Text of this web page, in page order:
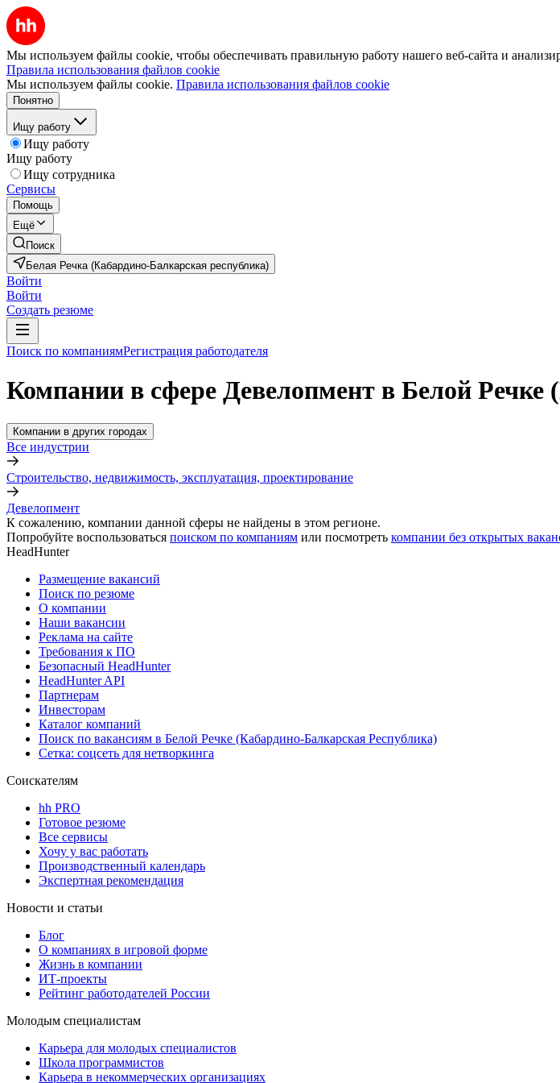
Мы используем файлы cookie, чтобы обеспечивать правильную работу нашего веб-сайта и
Правила использования файлов cookie
Мы используем файлы cookie. Правила использования файлов cookie
Понятно
Ищу работу
Ищу работу
Ищу работу
Ищу сотрудника
Сервисы
Помощь
Ещё
Поиск
Белая Речка (Кабардино-Балкарская республика)
Войти
Войти
Создать резюме
Поиск по компаниямРегистрация работодателя
Компании в сфере Девелопмент в Белой Речке
Компании в других городах
Все индустрии
Строительство, недвижимость, эксплуатация, проектирование
Девелопмент
К сожалению, компании данной сферы не найдены в этом регионе.
Попробуйте воспользоваться поиском по компаниям или посмотреть компании без открытых
HeadHunter
Размещение вакансий
Поиск по резюме
О компании
Наши вакансии
Реклама на сайте
Требования к ПО
Безопасный HeadHunter
HeadHunter API
Партнерам
Инвесторам
Каталог компаний
Поиск по вакансиям в Белой Речке (Кабардино-Балкарская Республика)
Сетка: соцсеть для нетворкинга
Соискателям
hh PRO
Готовое резюме
Все сервисы
Хочу у вас работать
Производственный календарь
Экспертная рекомендация
Новости и статьи
Блог
О компаниях в игровой форме
Жизнь в компании
ИТ-проекты
Рейтинг работодателей России
Молодым специалистам
Карьера для молодых специалистов
Школа программистов
Карьера в некоммерческих организациях